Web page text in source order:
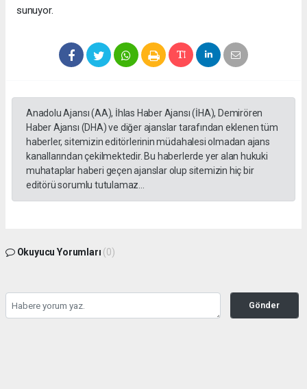
sunuyor.
Anadolu Ajansı (AA), İhlas Haber Ajansı (İHA), Demirören
Haber Ajansı (DHA) ve diğer ajanslar tarafından eklenen tüm
haberler, sitemizin editörlerinin müdahalesi olmadan ajans
kanallarından çekilmektedir. Bu haberlerde yer alan hukuki
muhataplar haberi geçen ajanslar olup sitemizin hiç bir
editörü sorumlu tutulamaz...
Okuyucu Yorumları (0)
Gönder